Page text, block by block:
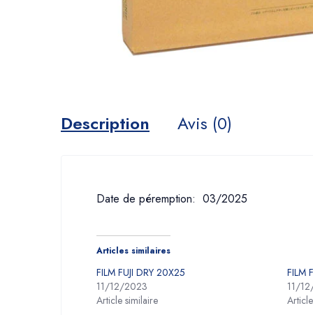
Description Avis (0)
Date de péremption: 03/2025
Articles similaires
FILM FUJI DRY 20X25
11/12/2023
Article similaire
FILM
11/